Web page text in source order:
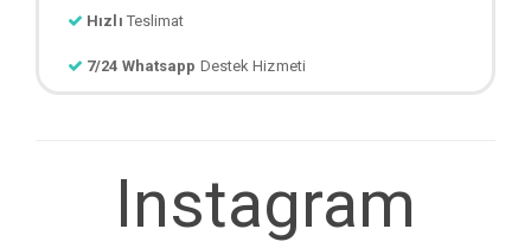
Hızlı Teslimat
7/24 Whatsapp Destek Hizmeti
Instagram